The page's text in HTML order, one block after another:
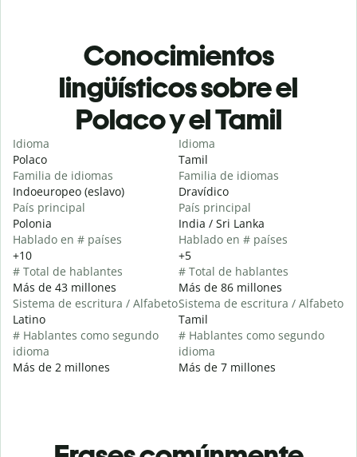
Conocimientos
lingüísticos sobre el
Polaco y el Tamil
Idioma
Polaco
Familia de idiomas
Indoeuropeo (eslavo)
País principal
Polonia
Hablado en # países
+10
# Total de hablantes
Más de 43 millones
Sistema de escritura / Alfabeto
Latino
# Hablantes como segundo
idioma
Más de 2 millones
Idioma
Tamil
Familia de idiomas
Dravídico
País principal
India / Sri Lanka
Hablado en # países
+5
# Total de hablantes
Más de 86 millones
Sistema de escritura / Alfabeto
Tamil
# Hablantes como segundo
idioma
Más de 7 millones